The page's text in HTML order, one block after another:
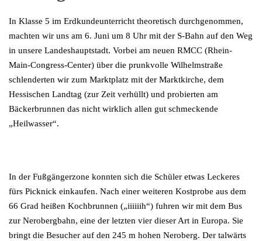
In Klasse 5 im Erdkundeunterricht theoretisch durchgenommen,
machten wir uns am 6. Juni um 8 Uhr mit der S-Bahn auf den Weg
in unsere Landeshauptstadt. Vorbei am neuen RMCC (Rhein-
Main-Congress-Center) über die prunkvolle Wilhelmstraße
schlenderten wir zum Marktplatz mit der Marktkirche, dem
Hessischen Landtag (zur Zeit verhüllt) und probierten am
Bäckerbrunnen das nicht wirklich allen gut schmeckende
„Heilwasser“.
In der Fußgängerzone konnten sich die Schüler etwas Leckeres
fürs Picknick einkaufen. Nach einer weiteren Kostprobe aus dem
66 Grad heißen Kochbrunnen („iiiiiih“) fuhren wir mit dem Bus
zur Nerobergbahn, eine der letzten vier dieser Art in Europa. Sie
bringt die Besucher auf den 245 m hohen Neroberg. Der talwärts